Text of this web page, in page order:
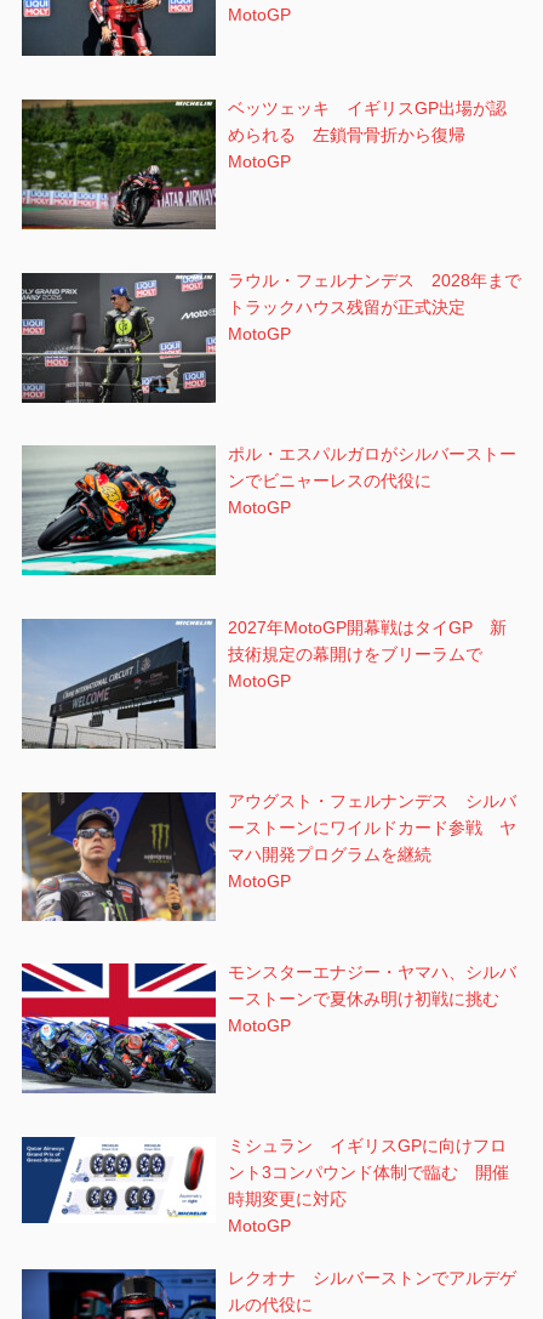
MotoGP
ベッツェッキ イギリスGP出場が認
められる 左鎖骨骨折から復帰
MotoGP
ラウル・フェルナンデス 2028年まで
トラックハウス残留が正式決定
MotoGP
ポル・エスパルガロがシルバーストー
ンでビニャーレスの代役に
MotoGP
2027年MotoGP開幕戦はタイGP 新
技術規定の幕開けをブリーラムで
MotoGP
アウグスト・フェルナンデス シルバ
ーストーンにワイルドカード参戦 ヤ
マハ開発プログラムを継続
MotoGP
モンスターエナジー・ヤマハ、シルバ
ーストーンで夏休み明け初戦に挑む
MotoGP
ミシュラン イギリスGPに向けフロ
ント3コンパウンド体制で臨む 開催
時期変更に対応
MotoGP
レクオナ シルバーストンでアルデゲ
ルの代役に